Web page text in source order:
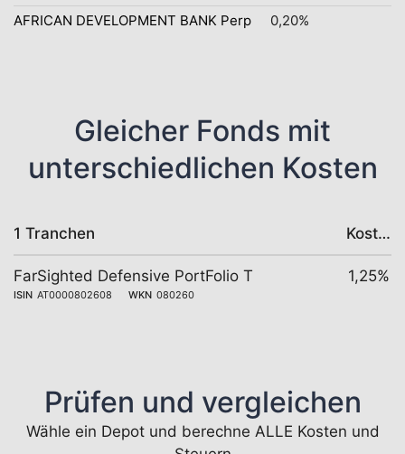
AFRICAN DEVELOPMENT BANK Perp
0,20%
Gleicher Fonds mit
unterschiedlichen Kosten
1 Tranchen Kosten
FarSighted Defensive PortFolio T
ISIN AT0000802608 WKN 080260
1,25%
Prüfen und vergleichen
Wähle ein Depot und berechne ALLE Kosten und